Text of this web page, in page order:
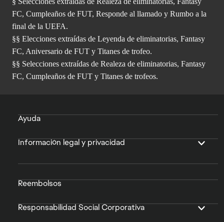
FC, Cumpleaños de FUT, Responde al llamado y Rumbo a la
final de la UEFA.
§§ Elecciones extraídas de Leyenda de eliminatorias, Fantasy
FC, Aniversario de FUT y Titanes de trofeo.
§§ Selecciones extraídas de Realeza de eliminatorias, Fantasy
FC, Cumpleaños de FUT y Titanes de trofeos.
Ayuda
Información legal y privacidad
Reembolsos
Responsabilidad Social Corporativa